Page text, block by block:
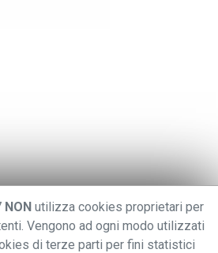
NON utilizza cookies proprietari per
Vengono ad ogni modo utilizzati
di terze parti per fini statistici